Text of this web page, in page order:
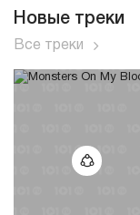
Новые треки
Все треки